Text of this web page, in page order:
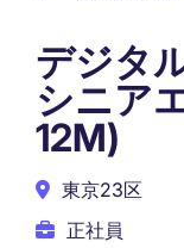
デジタ
シニア
12M)
東京23区
正社員